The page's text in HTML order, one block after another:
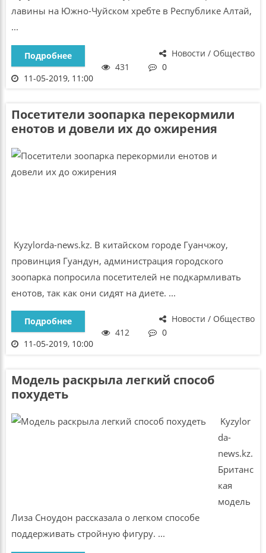
лавины на Южно-Чуйском хребте в Республике Алтай,
...
Новости / Общество
Подробнее
431
0
11-05-2019, 11:00
Посетители зоопарка перекормили
енотов и довели их до ожирения
Kyzylorda-news.kz. В китайском городе Гуанчжоу,
провинция Гуандун, администрация городского
зоопарка попросила посетителей не подкармливать
енотов, так как они сидят на диете. ...
Новости / Общество
Подробнее
412
0
11-05-2019, 10:00
Модель раскрыла легкий способ
похудеть
Kyzylor
da-
news.kz.
Британс
кая
модель
Лиза Сноудон рассказала о легком способе
поддерживать стройную фигуру. ...